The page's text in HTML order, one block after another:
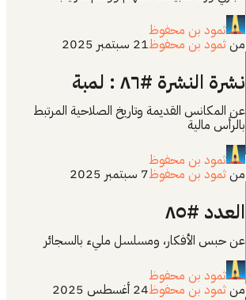
ثمود بن محفوظ
منثمود بن محفوظ21 سبتمبر 2025
نشرة النشرة #٨٦ : لمبة
عن المكانس القديمة وتاريخ الصلاحية المرتبط
بالرأس مالية
ثمود بن محفوظ
منثمود بن محفوظ7 سبتمبر 2025
العدد #٨٥
عن حبس الأفكار، ومسلسل مليء بالسجائر
ثمود بن محفوظ
منثمود بن محفوظ24 أغسطس 2025